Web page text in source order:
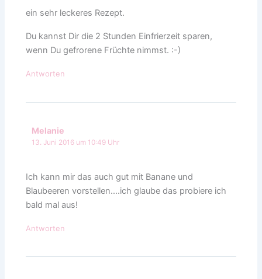
ein sehr leckeres Rezept.
Du kannst Dir die 2 Stunden Einfrierzeit sparen,
wenn Du gefrorene Früchte nimmst. :-)
Antworten
Melanie
13. Juni 2016 um 10:49 Uhr
Ich kann mir das auch gut mit Banane und
Blaubeeren vorstellen….ich glaube das probiere ich
bald mal aus!
Antworten